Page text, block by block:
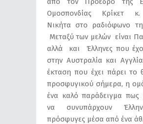
Ομοσπονδίας Κρίκετ
Νικήτα στο ραδιόφωνο
Μεταξύ των μελών είναι
αλλά και Έλληνες που
στην Αυστραλία και
έκταση που έχει πάρει το
προσφυγικού σήμερα, η
ένα καλό παράδειγμα πως
να συνυπάρχουν
πρόσφυγες μέσα από ένα